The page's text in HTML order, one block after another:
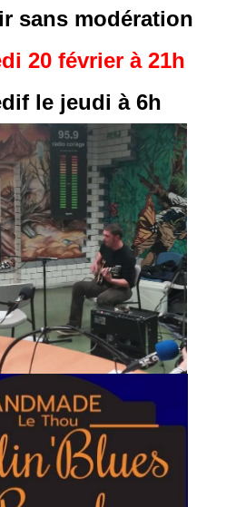
sans modération
20 février à 21h
le jeudi à 6h